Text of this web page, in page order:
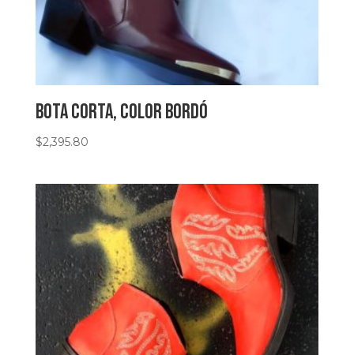
Bota corta, color bordó
$2,395.80